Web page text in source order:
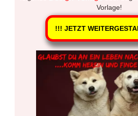
Vorlage!
!!! JETZT